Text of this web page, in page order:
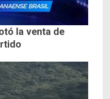
la venta de